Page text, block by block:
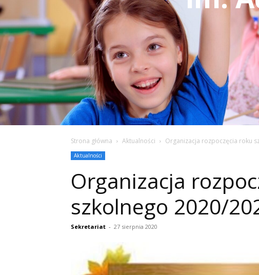
Strona główna Aktualności Organizacja rozpoczęcia roku
Aktualności
Organizacja
szkolnego 2020/
Sekretariat - 27 sierpnia 2020